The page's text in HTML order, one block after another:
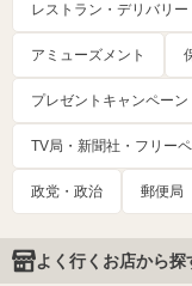
レストラン・デリバリー
アミューズメント
プレゼントキャンペーン
TV局・新聞社・フリー
政党・政治 郵便局
よく行くお店から探